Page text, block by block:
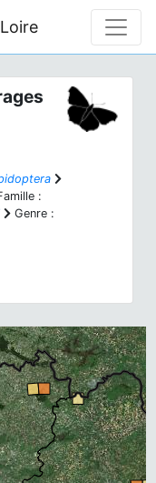
:
Genre :